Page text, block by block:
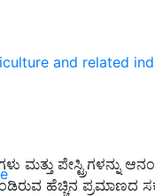
and related
ಮತ್ತು ಪೇಸ್ಟ್ರಿಗಳನ್ನು
ಹೆಚ್ಚಿನ ಪ್ರಮಾಣದ